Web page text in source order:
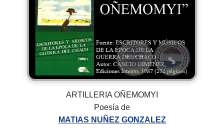
ARTILLERIA OÑEMOMYI
Poesía de
MATIAS NUÑEZ GONZALEZ